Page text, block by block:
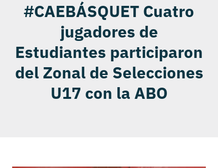
#CAEBÁSQUET Cuatro
jugadores de
Estudiantes participaron
del Zonal de Selecciones
U17 con la ABO